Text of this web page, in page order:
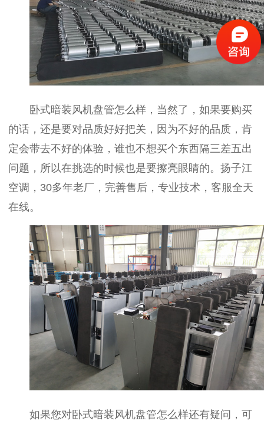
卧式暗装风机盘管怎么样，当然了，如果要购买
的话，还是要对品质好好把关，因为不好的品质，肯
定会带去不好的体验，谁也不想买个东西隔三差五出
问题，所以在挑选的时候也是要擦亮眼睛的。扬子江
空调，30多年老厂，完善售后，专业技术，客服全天
在线。
如果您对卧式暗装风机盘管怎么样还有疑问，可